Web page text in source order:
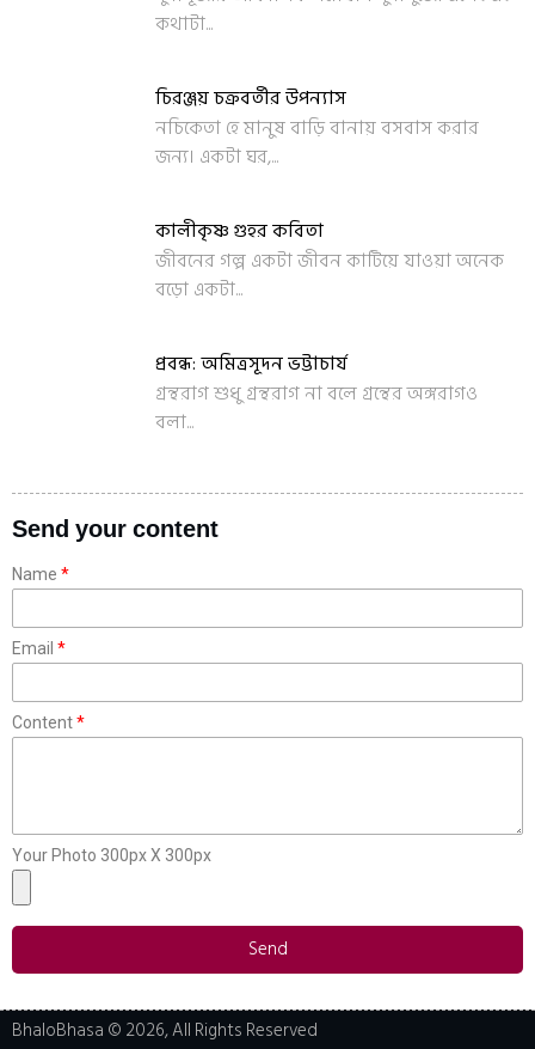
কথাটা...
চিরঞ্জয় চক্রবর্তীর উপন্যাস
নচিকেতা হে মানুষ বাড়ি বানায় বসবাস করার
জন্য। একটা ঘর,...
কালীকৃষ্ণ গুহর কবিতা
জীবনের গল্প একটা জীবন কাটিয়ে যাওয়া অনেক
বড়ো একটা...
প্রবন্ধ: অমিত্রসূদন ভট্টাচার্য
গ্রন্থরাগ শুধু গ্রন্থরাগ না বলে গ্রন্থের অঙ্গরাগও
বলা...
Send your content
Name
Email
Content
Your Photo 300px X 300px
Send
BhaloBhasa © 2026, All Rights Reserved